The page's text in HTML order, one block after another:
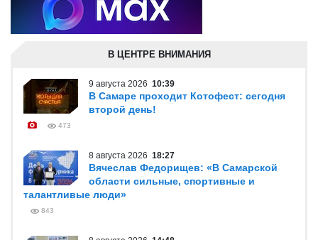
В ЦЕНТРЕ ВНИМАНИЯ
9 августа 2026 10:39
В Самаре проходит Котофест: сегодня
второй день!
473
8 августа 2026 18:27
Вячеслав Федорищев: «В Самарской
области сильные, спортивные и
талантливые люди»
843